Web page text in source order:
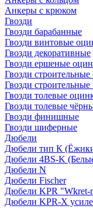
Анкеры с крюком
Гвозди
Гвозди барабанные
Гвозди винтовые
Гвозди декоративные
Гвозди ершеные
Гвозди
Гвозди
Гвозди толевые
Гвозди толевые
Гвозди финишные
Гвозди шиферные
Дюбели
Дюбели тип К
Дюбели 4BS-K
Дюбели N
Дюбели Fischer
Дюбели KPR "Wkret-
Дюбели KPR-Х